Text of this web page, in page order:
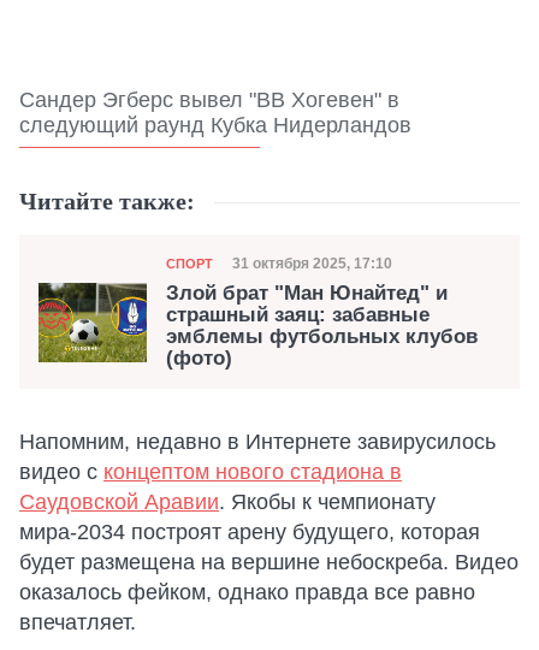
Сандер Эгберс вывел "ВВ Хогевен" в
следующий раунд Кубка Нидерландов
Читайте также:
Категория
СПОРТ Дата публикации
31 октября 2025, 17:10
Злой брат "Ман Юнайтед" и
страшный заяц: забавные
эмблемы футбольных клубов
(фото)
Напомним, недавно в Интернете завирусилось
видео с концептом нового стадиона в
Саудовской Аравии. Якобы к чемпионату
мира-2034 построят арену будущего, которая
будет размещена на вершине небоскреба. Видео
оказалось фейком, однако правда все равно
впечатляет.